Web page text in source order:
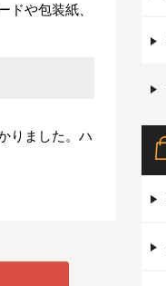
ドや包装紙、
りました。ハ